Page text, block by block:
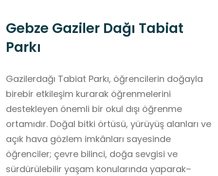
Gebze Gaziler Dağı Tabiat
Parkı
Gazilerdağı Tabiat Parkı, öğrencilerin doğayla
birebir etkileşim kurarak öğrenmelerini
destekleyen önemli bir okul dışı öğrenme
ortamıdır. Doğal bitki örtüsü, yürüyüş alanları ve
açık hava gözlem imkânları sayesinde
öğrenciler; çevre bilinci, doğa sevgisi ve
sürdürülebilir yaşam konularında yaparak–